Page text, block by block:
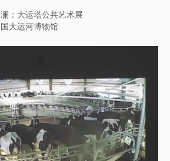
书法教室